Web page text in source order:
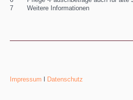
7 Weitere Informationen
Impressum Datenschutz